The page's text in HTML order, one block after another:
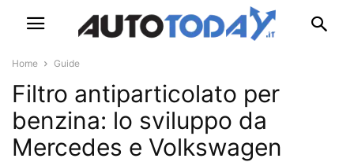
Home Guide
Filtro antiparticolato per
benzina: lo sviluppo da
Mercedes e Volkswagen